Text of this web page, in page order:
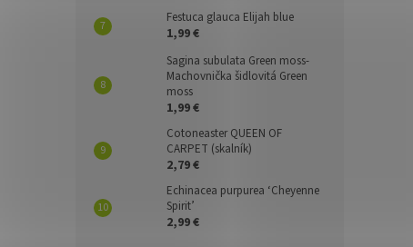
Festuca glauca Elijah blue
1,99 €
Sagina subulata Green moss-
Machovnička šidlovitá Green
moss
1,99 €
Cotoneaster QUEEN OF
CARPET (skalník)
2,79 €
Echinacea purpurea ‘Cheyenne
Spirit’
2,99 €